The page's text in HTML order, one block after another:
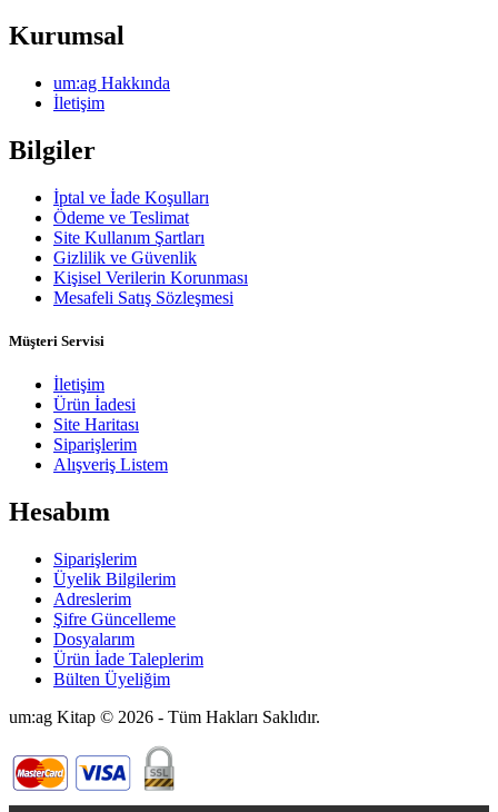
Kurumsal
um:ag Hakkında
İletişim
Bilgiler
İptal ve İade Koşulları
Ödeme ve Teslimat
Site Kullanım Şartları
Gizlilik ve Güvenlik
Kişisel Verilerin Korunması
Mesafeli Satış Sözleşmesi
Müşteri Servisi
İletişim
Ürün İadesi
Site Haritası
Siparişlerim
Alışveriş Listem
Hesabım
Siparişlerim
Üyelik Bilgilerim
Adreslerim
Şifre Güncelleme
Dosyalarım
Ürün İade Taleplerim
Bülten Üyeliğim
um:ag Kitap © 2026 - Tüm Hakları Saklıdır.